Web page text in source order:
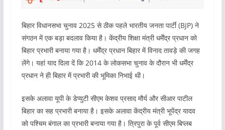
बिहार विधानसभा चुनाव 2025 से ठीक पहले भारतीय जनता पार्टी (BJP) ने
संगठन में एक बड़ा बदलाव किया है। केंद्रीय शिक्षा मंत्री धर्मेंद्र प्रधान को
बिहार प्रभारी बनाया गया है। धर्मेंद्र प्रधान बिहार में विनाद तावड़े की जगह
लेंगे। यहां याद दिला दें कि 2014 के लोकसभा चुनाव के दौरान भी धर्मेंद्र
प्रधान ने ही बिहार में प्रभारी की भूमिका निभाई थी।
इसके अलावा यूपी के डेप्युटी सीएम केशव प्रसाद मौर्य और सीआर पाटील
बिहार का सह प्रभारी बनाया है। इसके अलावा केंद्रीय मंत्री भूपेंद्र यादव
को पश्चिम बंगाल का प्रभारी बनाया गया है। त्रिपुरा के पूर्व सीएम बिप्लब